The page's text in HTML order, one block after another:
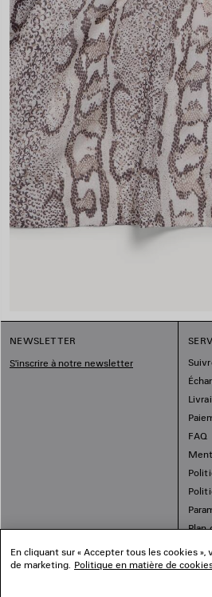
NEWSLETTER
S'inscrire à notre newsletter
FAQ
Plan
En cliquant sur « Accepter tous les cookies
de marketing. Politique en matière de